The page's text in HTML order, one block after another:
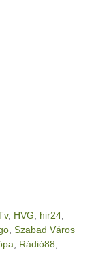
, HVG hir24
Szabad Város
Rádió88